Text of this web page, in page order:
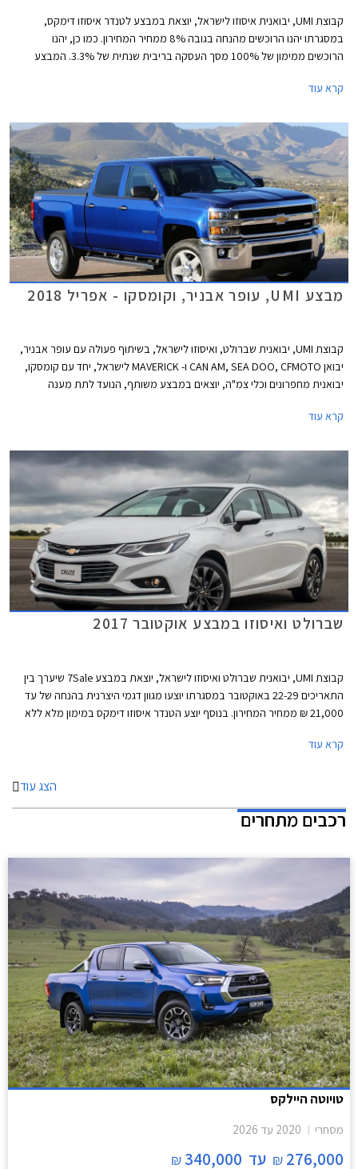
קבוצת UMI, יבואנית איסוזו לישראל, יוצאת במבצע לטנדר איסוזו דימקס,
במסגרתו יהנו הרוכשים מהנחה בגובה 8% ממחיר המחירון. כמו כן, יהנו
הרוכשים ממימון של 100% מסך העסקה בריבית שנתית של 3.3%. המבצע
קרא עוד
מבצע UMI, עופר אבניר, וקומסקו - אפריל 2018
קבוצת UMI, יבואנית שברולט, ואיסוזו לישראל, בשיתוף פעולה עם עופר אבניר,
יבואן CAN AM, SEA DOO, CFMOTO ו- MAVERICK לישראל, יחד עם קומסקו,
יבואנית מחפרונים וכלי צמ"ה, יוצאים במבצע משותף, הנועד לתת מענה
קרא עוד
שברולט ואיסוזו במבצע אוקטובר 2017
קבוצת UMI, יבואנית שברולט ואיסוזו לישראל, יוצאת במבצע 7Sale שיערך בין
התאריכים 22-29 באוקטובר במסגרתו יוצעו מגוון דגמי היצרנית בהנחה של עד
21,000 ₪ ממחיר המחירון. בנוסף יוצע הטנדר איסוזו דימקס במימון מלא ללא
קרא עוד
הצג עוד
רכבים מתחרים
טויוטה היילקס
מסחרי 2020 עד 2026
276,000
₪ עד 340,000
₪